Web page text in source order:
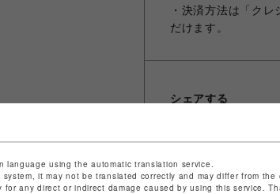
・決済方法は「ク
だけます。
シェアする
language using the automatic translation service.
it may not be translated correctly and may differ from
any direct or indirect damage caused by using this service.